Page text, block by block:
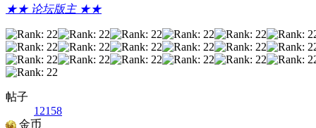
★★ 论坛版主 ★★
帖子
12158
金币